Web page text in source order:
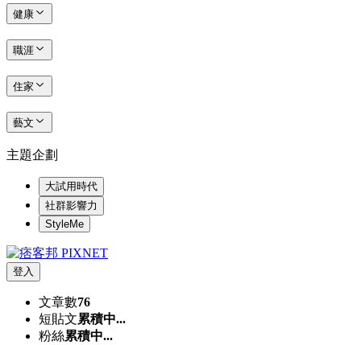
健康
職涯
住家
藝文
主題企劃
大試用時代
社群影響力
StyleMe
登入
文章數76
短貼文累積中...
粉絲累積中...